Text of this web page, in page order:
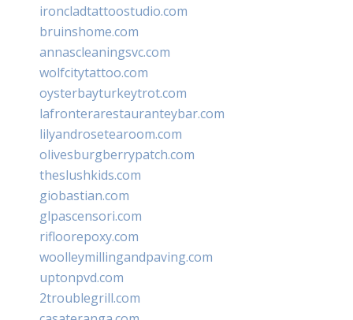
ironcladtattoostudio.com
bruinshome.com
annascleaningsvc.com
wolfcitytattoo.com
oysterbayturkeytrot.com
lafronterarestauranteybar.com
lilyandrosetearoom.com
olivesburgberrypatch.com
theslushkids.com
giobastian.com
glpascensori.com
rifloorepoxy.com
woolleymillingandpaving.com
uptonpvd.com
2troublegrill.com